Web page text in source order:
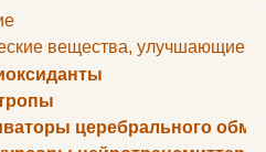
вещества, улучшающие
церебрального